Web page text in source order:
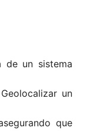
de un sistema
un
que